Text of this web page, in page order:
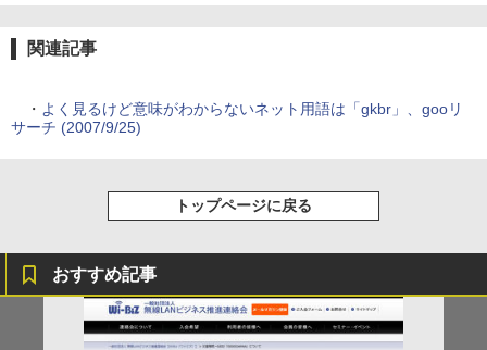
関連記事
・ よく見るけど意味がわからないネット用語は「gkbr」、gooリ
サーチ (2007/9/25)
トップページに戻る
おすすめ記事